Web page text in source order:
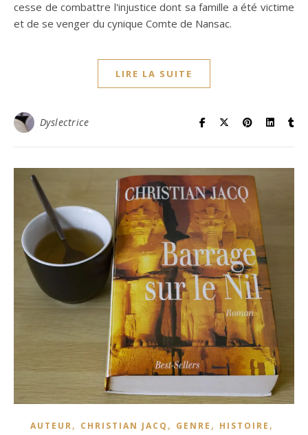
cesse de combattre l'injustice dont sa famille a été victime
et de se venger du cynique Comte de Nansac.
LIRE LA SUITE
Dyslectrice
AUTEUR, CHRISTIAN JACQ , GENRE , HISTOIRE ,